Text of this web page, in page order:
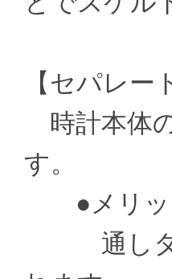
【セパレー
時計本体
す。
●メリッ
通しタイ